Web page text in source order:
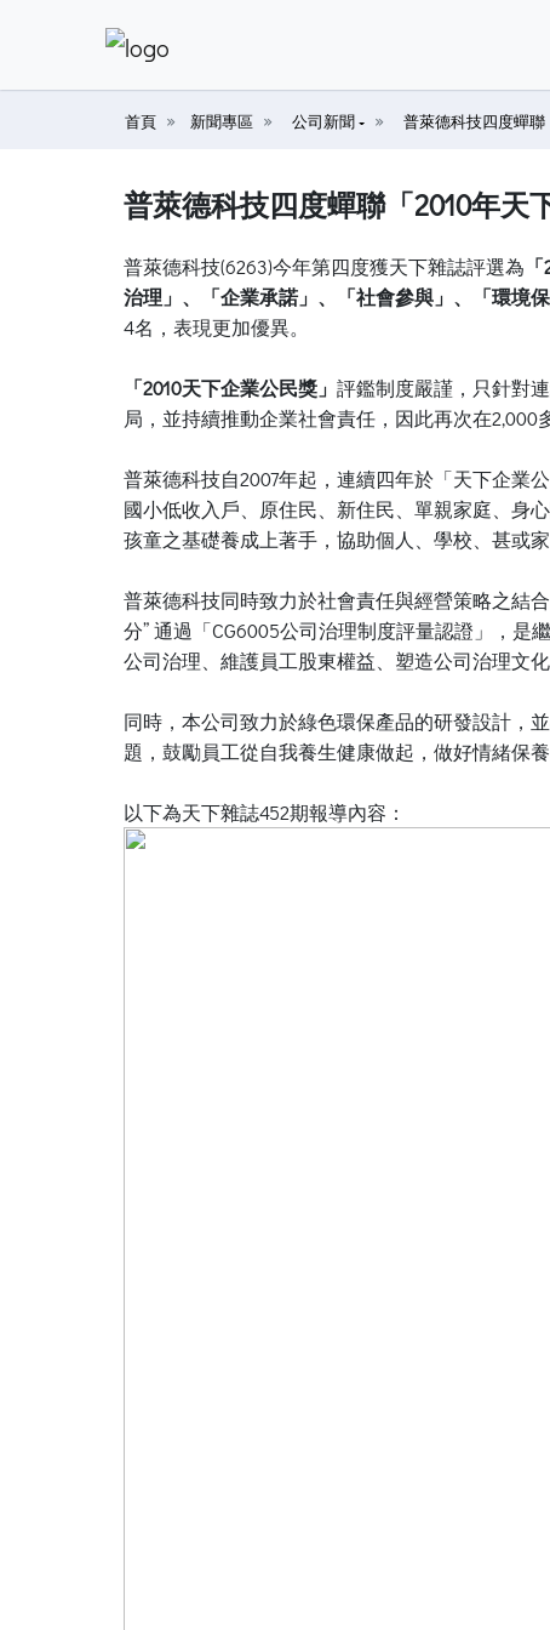
首頁 新聞專區 公司新聞 普萊德科技四度蟬聯
普萊德科技四度蟬聯「2010年天
普萊德科技(6263)今年第四度獲天下雜誌評選為
治理」、「企業承諾」、「社會參與」、「環境保
4名，表現更加優異。
「2010天下企業公民獎」 評鑑制度嚴謹，只針對
局，並持續推動企業社會責任，因此再次在2,000
普萊德科技自2007年起，連續四年於「天下企業
國小低收入戶、原住民、新住民、單親家庭、身
孩童之基礎養成上著手，協助個人、學校、甚或
普萊德科技同時致力於社會責任與經營策略之結
分” 通過「CG6005公司治理制度評量認證」，
公司治理、維護員工股東權益、塑造公司治理文
同時，本公司致力於綠色環保產品的研發設計，
題，鼓勵員工從自我養生健康做起，做好情緒保
以下為天下雜誌452期報導內容：